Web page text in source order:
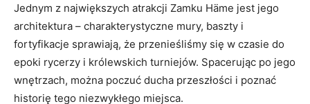
Jednym z największych ⁤atrakcji Zamku⁣ Häme ⁢jest ⁤jego
architektura​ – charakterystyczne mury,‌ baszty i
fortyfikacje sprawiają, że‌ przenieśliśmy się w czasie do
epoki rycerzy i​ królewskich turniejów. Spacerując po‌ jego​
wnętrzach, można poczuć ducha przeszłości i poznać
⁤historię⁢ tego niezwykłego miejsca.